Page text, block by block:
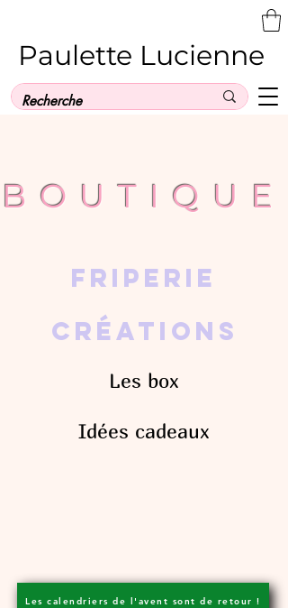
Paulette Lucienne
BOUTIQUE
Créations
Friperie
Les box
Idées cadeaux
Les calendriers de l'avent sont de retour !